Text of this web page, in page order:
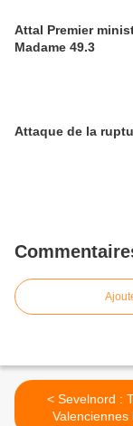
Attal Premier
Madame 49.3
Attaque de la
< Sevelnord : Tous à
Valenciennes